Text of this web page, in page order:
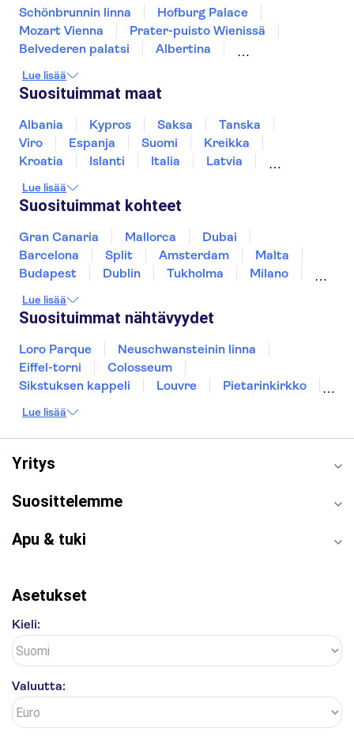
Schönbrunnin linna
Hofburg Palace
Mozart Vienna
Prater-puisto Wienissä
Belvederen palatsi
Albertina
Spanish Riding School
St. Stephen's Cathedral
Mozart Residenz
Family Park
Swarovski Crystal Worlds
Lue lisää
Suosituimmat maat
Albania Kypros Saksa
Tanska
Viro
Espanja Suomi
Kreikka
Kroatia
Islanti Italia
Latvia
Portugali
Ruotsi Singapore
Turkki
Lue lisää
Suosituimmat kohteet
Gran Canaria Mallorca
Dubai
Barcelona
Split Amsterdam
Malta
Budapest
Dublin Tukholma
Milano
Los Angeles
Rovaniemi
Tallinna
Ljubljana
Riika
Lue lisää
Suosituimmat nähtävyydet
Loro Parque
Neuschwansteinin linna
Eiffel-torni
Colosseum
Sikstuksen kappeli
Louvre
Pietarinkirkko
Moulin Rouge
London Eye
Montmartre
Wieliczkan suolakaivos
Caminito del Rey
Golden Circle
Lue lisää
Yritys
Suosittelemme
Apu & tuki
Asetukset
Kieli:
Valuutta: